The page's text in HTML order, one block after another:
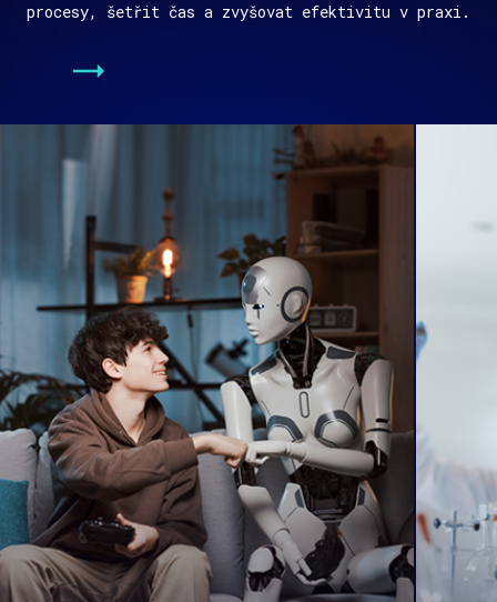
procesy, šetřit čas a zvyšovat efektivitu v praxi.